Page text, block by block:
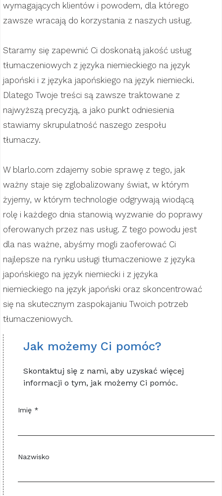
wymagających klientów i powodem, dla którego
zawsze wracają do korzystania z naszych usług.
Staramy się zapewnić Ci doskonałą jakość usług
tłumaczeniowych z języka niemieckiego na język
japoński i z języka japońskiego na język niemiecki.
Dlatego Twoje treści są zawsze traktowane z
najwyższą precyzją, a jako punkt odniesienia
stawiamy skrupulatność naszego zespołu
tłumaczy.
W blarlo.com zdajemy sobie sprawę z tego, jak
ważny staje się zglobalizowany świat, w którym
żyjemy, w którym technologie odgrywają wiodącą
rolę i każdego dnia stanowią wyzwanie do poprawy
oferowanych przez nas usług. Z tego powodu jest
dla nas ważne, abyśmy mogli zaoferować Ci
najlepsze na rynku usługi tłumaczeniowe z języka
japońskiego na język niemiecki i z języka
niemieckiego na język japoński oraz skoncentrować
się na skutecznym zaspokajaniu Twoich potrzeb
tłumaczeniowych.
Jak możemy Ci pomóc?
Skontaktuj się z nami, aby uzyskać więcej
informacji o tym, jak możemy Ci pomóc.
Imię *
Nazwisko